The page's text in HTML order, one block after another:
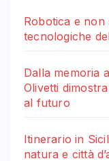
Robotica e
tecnologiche
Dalla memoria
Olivetti
al futuro
Itinerario in
natura e città